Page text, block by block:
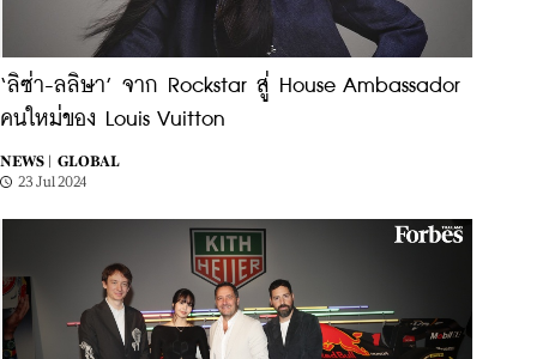
‘ลิซ่า-ลลิษา’ จาก Rockstar สู่ House Ambassador
คนใหม่ของ Louis Vuitton
NEWS |
GLOBAL
23 Jul 2024